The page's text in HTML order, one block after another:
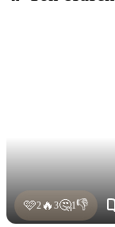
🩷2 🔥 3🤔1👎